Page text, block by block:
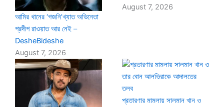
আমির খানের ‘গজনি’খ্যাত অভিনেতা
প্রদীপ রাওয়াত আর নেই –
DesheBideshe
August 7, 2026
August 7, 2026
প্রতারণার মামলায় সালমান খান ও